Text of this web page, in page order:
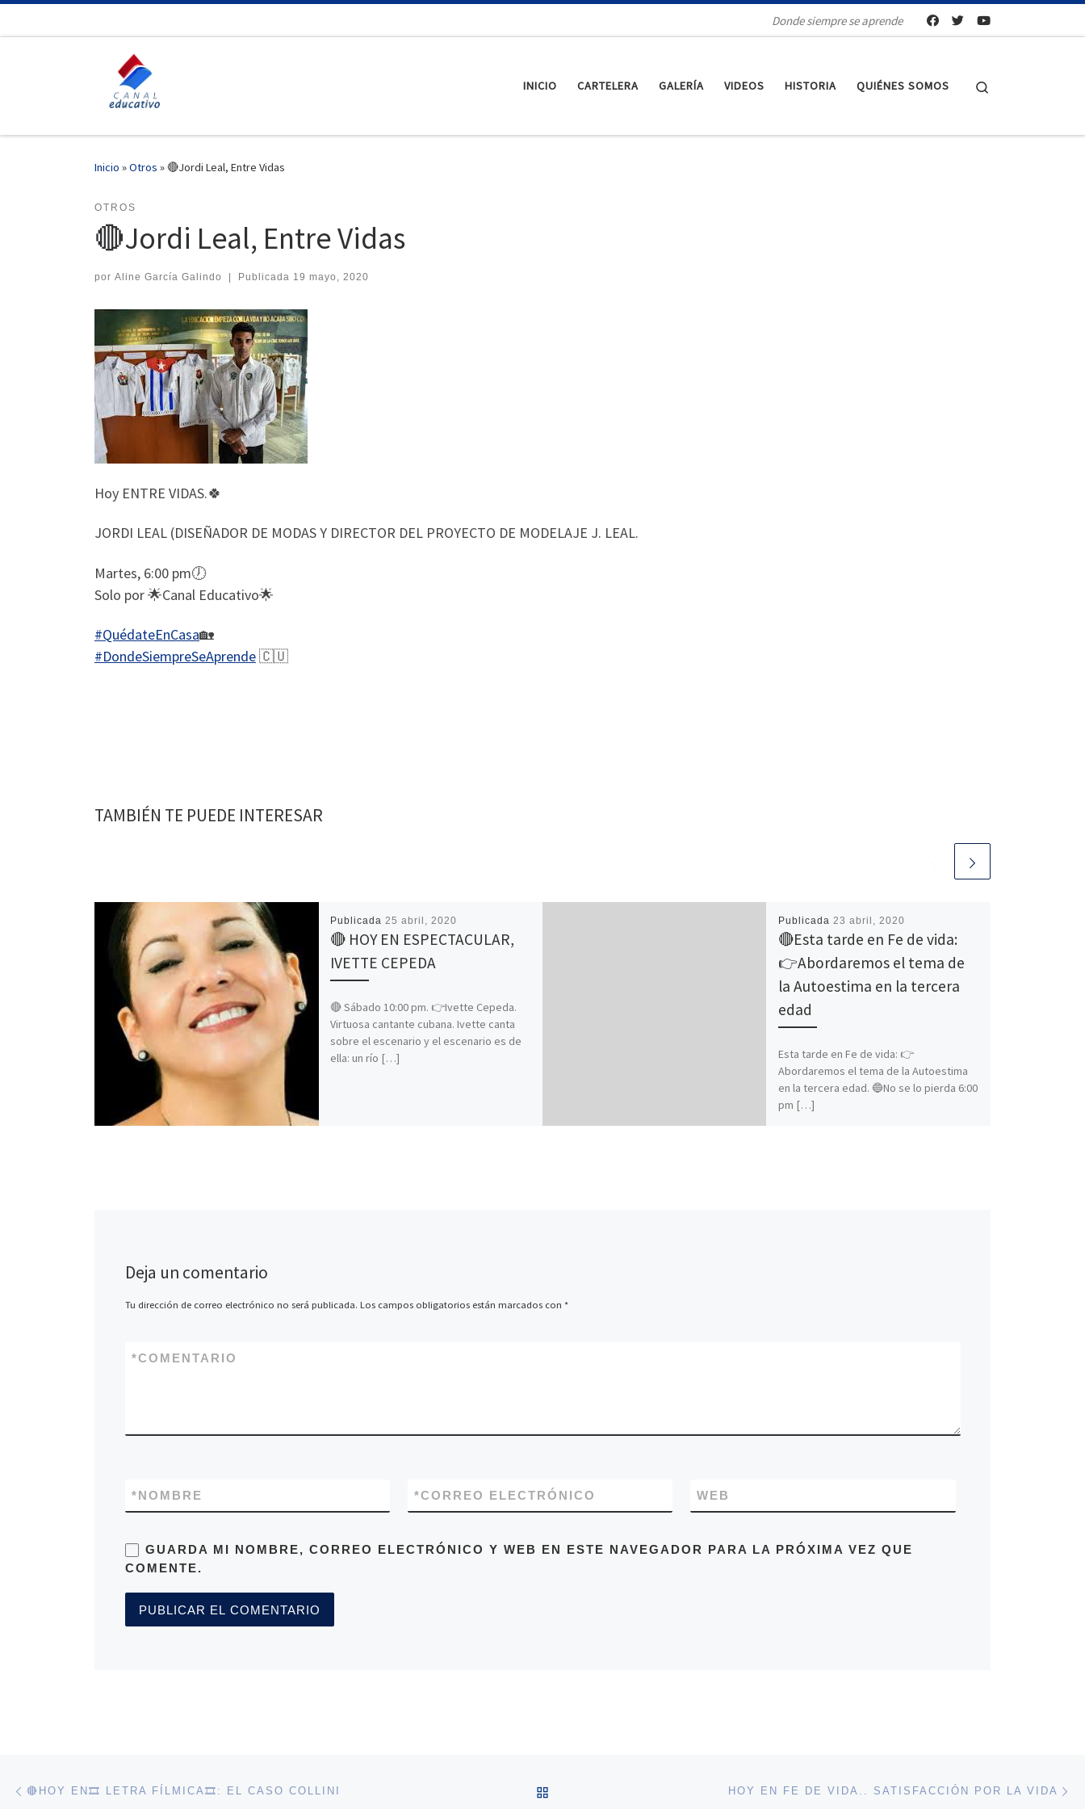
Donde siempre se aprende
INICIO CARTELERA GALERÍA VIDEOS HISTORIA QUIÉNES SOMOS
Inicio »Otros » 🔴Jordi Leal, Entre Vidas
OTROS
🔴Jordi Leal, Entre Vidas
por Aline García Galindo Publicada 19 mayo, 2020
Hoy ENTRE VIDAS.🍀
JORDI LEAL (DISEÑADOR DE MODAS Y DIRECTOR DEL PROYECTO DE MODELAJE J. LEAL.
Martes, 6:00 pm🕖
Solo por 🌟Canal Educativo🌟
#QuédateEnCasa🏡
#DondeSiempreSeAprende🇨🇺
TAMBIÉN TE PUEDE INTERESAR
Publicada 25 abril, 2020
🔴 HOY EN ESPECTACULAR,
IVETTE CEPEDA
🔴 Sábado 10:00 pm. 👉Ivette Cepeda.
Virtuosa cantante cubana. Ivette canta
sobre el escenario y el escenario es de
ella: un río […]
Publicada 23 abril, 2020
🔴Esta tarde en Fe de vida:
👉Abordaremos el tema de
la Autoestima en la tercera
edad
Esta tarde en Fe de vida: 👉
Abordaremos el tema de la Autoestima
en la tercera edad. 🔵No se lo pierda 6:00
pm […]
Deja un comentario
Tu dirección de correo electrónico no será publicada. Los campos obligatorios están marcados con *
COMENTARIO
*
NOMBRE
* CORREO ELECTRÓNICO
* WEB
GUARDA MI NOMBRE, CORREO ELECTRÓNICO Y WEB EN ESTE NAVEGADOR PARA LA PRÓXIMA VEZ QUE
COMENTE.
Navegación de entradas
🔴HOY EN🎞️ LETRA FÍLMICA🎞️: EL CASO COLLINI VOLVER A LA LISTA DE ENTRADASHOY EN FE DE VIDA.. SATISFACCIÓN POR LA VIDA